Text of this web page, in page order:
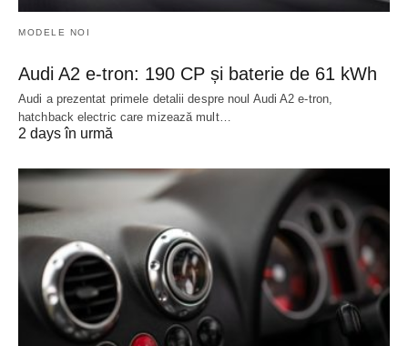
MODELE NOI
Audi A2 e-tron: 190 CP și baterie de 61 kWh
Audi a prezentat primele detalii despre noul Audi A2 e-tron,
hatchback electric care mizează mult…
2 days în urmă